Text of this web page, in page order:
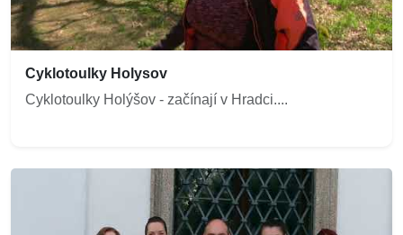
Cyklotoulky Holysov
Cyklotoulky Holýšov - začínají v Hradci....